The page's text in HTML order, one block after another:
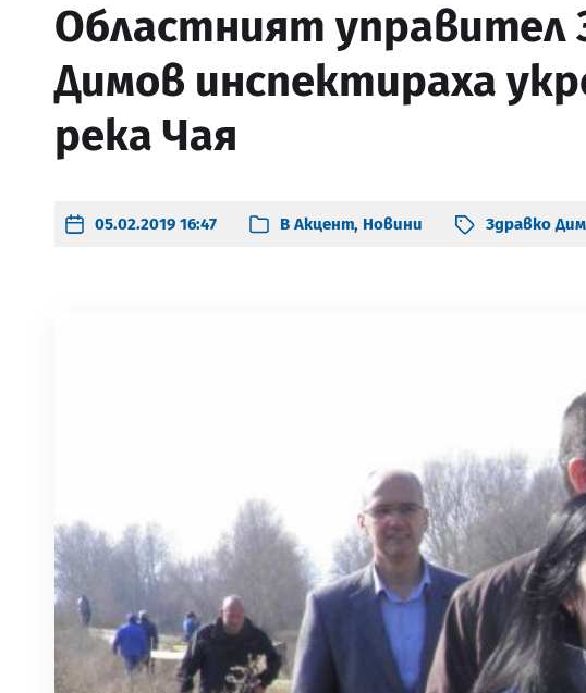
Областният управител
Димов инспектираха
река Чая
05.02.2019 16:47 В Акцент, Новини Здравко